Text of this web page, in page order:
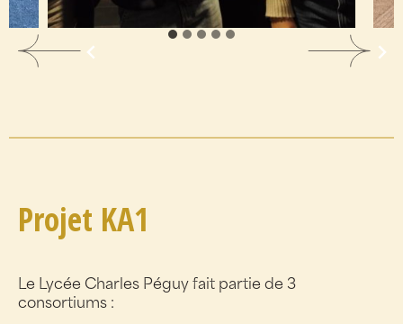
Projet KA1
Le Lycée Charles Péguy fait partie de 3
consortiums :